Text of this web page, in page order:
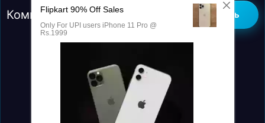
Комментарии (0) Добавить